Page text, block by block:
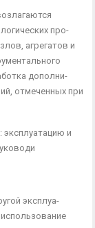
про­
агрегатов и
дополни­
отмеченных при
эксплуата­цию и
эксплуа­